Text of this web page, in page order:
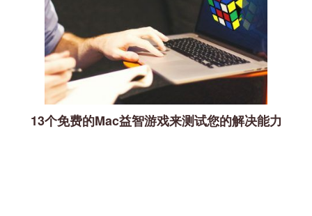
13个免费的Mac益智游戏来测试您的解决能力